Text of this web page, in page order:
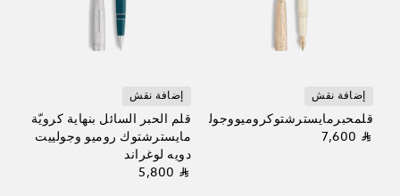
إضافة نقش
قلمحبرمايسترشتوكروميووجولييتدويه
⃁ 7,600
إضافة نقش
قلم الحبر السائل بنهاية كرويّة
مايسترشتوك روميو وجولييت
دويه لوغراند
⃁ 5,800